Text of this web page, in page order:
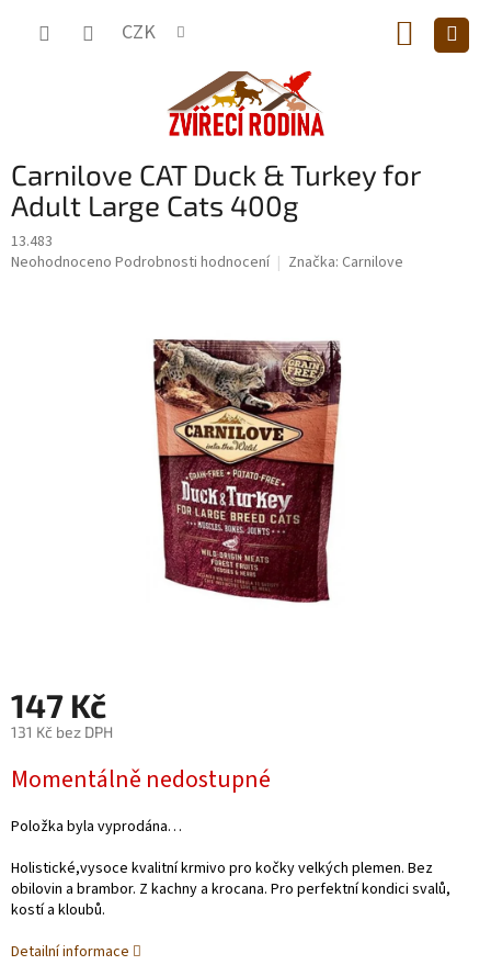
CZK
KOŠÍK
Carnilove CAT Duck & Turkey for
Adult Large Cats 400g
13.483
Průměrné
Neohodnoceno Podrobnosti hodnocení Značka: Carnilove
147 Kč
131 Kč bez DPH
cena:
Momentálně nedostupné
Položka byla vyprodána…
Holistické,vysoce kvalitní krmivo pro kočky velkých plemen. Bez
obilovin a brambor. Z kachny a krocana. Pro perfektní kondici svalů,
kostí a kloubů.
Detailní informace